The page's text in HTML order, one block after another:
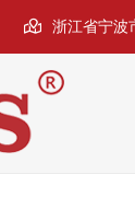
浙江省宁波